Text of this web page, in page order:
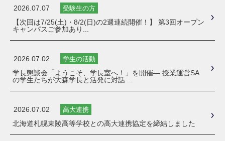
2026.07.07 受験生の方
【次回は7/25(土)・8/2(日)の2週連続開催！】 第3回オープン
キャンパスご参加あり...
2026.07.02 学生の活動
学長懇談会「ようこそ、学長室へ！」を開催― 授業運営SA
の学生たちが大森学長と活発に対話 ...
2026.07.02 高大連携
北海道札幌東陵高等学校との高大連携協定を締結しました